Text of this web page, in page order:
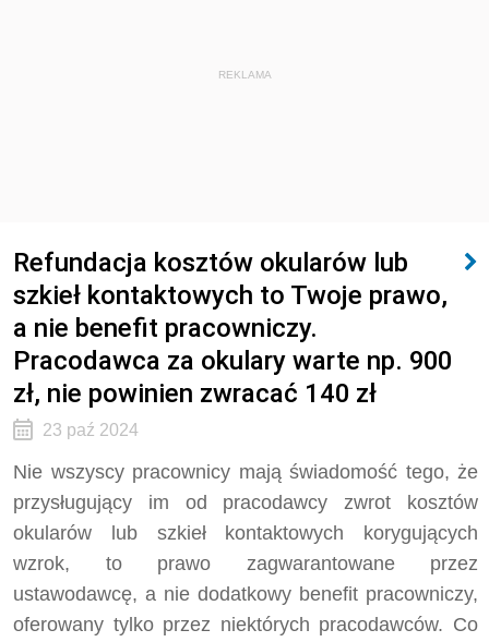
REKLAMA
Refundacja kosztów okularów lub
szkieł kontaktowych to Twoje prawo,
a nie benefit pracowniczy.
Pracodawca za okulary warte np. 900
zł, nie powinien zwracać 140 zł
23 paź 2024
Nie wszyscy pracownicy mają świadomość tego, że
przysługujący im od pracodawcy zwrot kosztów
okularów lub szkieł kontaktowych korygujących
wzrok, to prawo zagwarantowane przez
ustawodawcę, a nie dodatkowy benefit pracowniczy,
oferowany tylko przez niektórych pracodawców. Co